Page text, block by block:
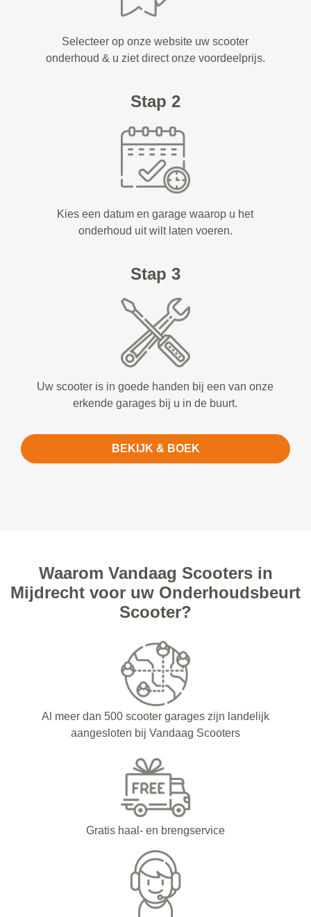
Selecteer op onze website uw scooter
onderhoud & u ziet direct onze voordeelprijs.
Stap 2
Kies een datum en garage waarop u het
onderhoud uit wilt laten voeren.
Stap 3
Uw scooter is in goede handen bij een van onze
erkende garages bij u in de buurt.
BEKIJK & BOEK
Waarom Vandaag Scooters in
Mijdrecht voor uw Onderhoudsbeurt
Scooter?
Al meer dan 500 scooter garages zijn landelijk
aangesloten bij Vandaag Scooters
Gratis haal- en brengservice